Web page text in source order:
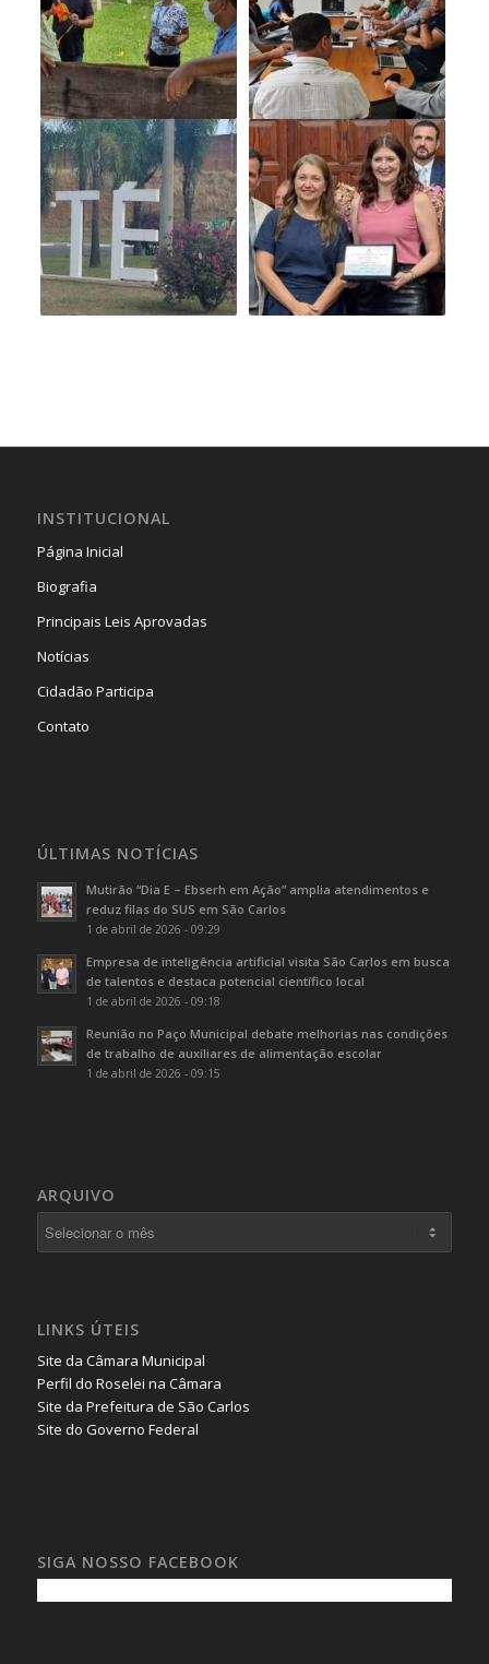
INSTITUCIONAL
Página Inicial
Biografia
Principais Leis Aprovadas
Notícias
Cidadão Participa
Contato
ÚLTIMAS NOTÍCIAS
Mutirão “Dia E – Ebserh em Ação” amplia atendimentos e
reduz filas do SUS em São Carlos
1 de abril de 2026 - 09:29
Empresa de inteligência artificial visita São Carlos em busca
de talentos e destaca potencial científico local
1 de abril de 2026 - 09:18
Reunião no Paço Municipal debate melhorias nas condições
de trabalho de auxiliares de alimentação escolar
1 de abril de 2026 - 09:15
ARQUIVO
LINKS ÚTEIS
Site da Câmara Municipal
Perfil do Roselei na Câmara
Site da Prefeitura de São Carlos
Site do Governo Federal
SIGA NOSSO FACEBOOK